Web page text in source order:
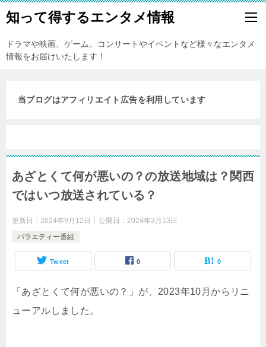
知って得するエンタメ情報
ドラマや映画、ゲーム、コンサートやイベントなど様々なエンタメ
情報をお届けいたします！
当ブログはアフィリエイト広告を利用しています
あざとくて何が悪いの？の放送地域は？関西
ではいつ放送されている？
更新日： 2024年9月12日 公開日： 2024年3月13日
バラエティー番組
Tweet 0 0
「あざとくて何が悪いの？」が、2023年10月からリニ
ューアルしました。